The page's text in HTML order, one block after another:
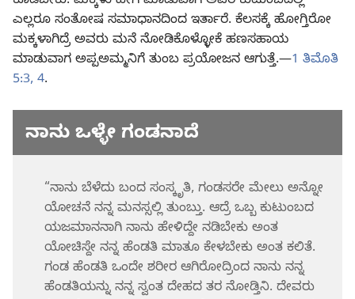
ಎಲ್ಲರೂ ಸಂತೋಷ ಸಮಾಧಾನದಿಂದ ಇರ್ತಾರೆ. ಕೆಲಸಕ್ಕೆ ಹೋಗ್ತಿರೋ
ಮಕ್ಕಳಾಗಿದ್ರೆ ಅವರು ಮನೆ ನೋಡಿಕೊಳ್ಳೋಕೆ ಹಣಸಹಾಯ
ಮಾಡುವಾಗ ಅಪ್ಪಅಮ್ಮನಿಗೆ ತುಂಬ ಪ್ರಯೋಜನ ಆಗುತ್ತೆ.—1 ತಿಮೊತಿ
5:3, 4.
ನಾನು ಒಳ್ಳೇ ಗಂಡನಾದೆ
“ನಾನು ಬೆಳೆದು ಬಂದ ಸಂಸ್ಕೃತಿ, ಗಂಡಸರೇ ಮೇಲು ಅನ್ನೋ
ಯೋಚನೆ ನನ್ನ ಮನಸ್ಸಲ್ಲಿ ತುಂಬ್ತು. ಆದ್ರೆ ಒಬ್ಬ ಕುಟುಂಬದ
ಯಜಮಾನನಾಗಿ ನಾನು ಹೇಳಿದ್ದೇ ನಡಿಬೇಕು ಅಂತ
ಯೋಚಿಸ್ದೇ ನನ್ನ ಹೆಂಡತಿ ಮಾತೂ ಕೇಳಬೇಕು ಅಂತ ಕಲಿತೆ.
ಗಂಡ ಹೆಂಡತಿ ಒಂದೇ ಶರೀರ ಆಗಿರೋದ್ರಿಂದ ನಾನು ನನ್ನ
ಹೆಂಡತಿಯನ್ನು ನನ್ನ ಸ್ವಂತ ದೇಹದ ತರ ನೋಡ್ತಿನಿ. ದೇವರು